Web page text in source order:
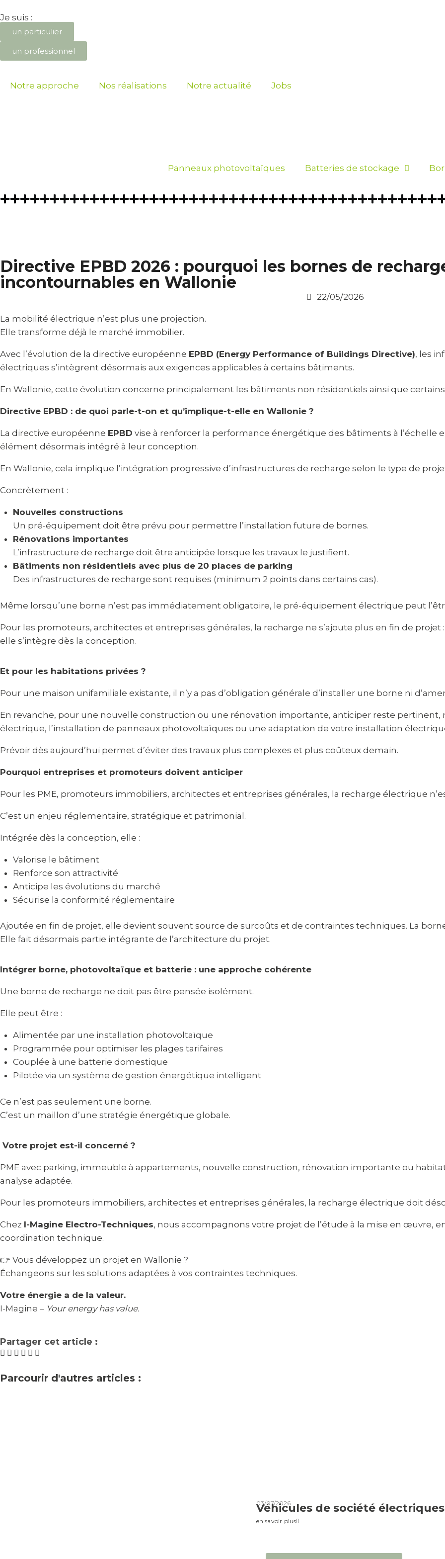
Je suis :
un particulier
un professionnel
Notre approche Nos réalisations Notre actualité Jobs
Panneaux photovoltaïques Batteries de stockage
Directive EPBD 2026 : pourquoi les bornes de
incontournables en Wallonie
22/05/2026
La mobilité électrique n’est plus une projection.
Elle transforme déjà le marché immobilier.
Avec l’évolution de la directive européenne EPBD (Energy Performance of Buildings Directive), les
électriques s’intègrent désormais aux exigences applicables à certains bâtiments.
En Wallonie, cette évolution concerne principalement les bâtiments non résidentiels ainsi que
Directive EPBD : de quoi parle-t-on et qu’implique-t-elle en Wallonie ?
La directive européenne EPBD vise à renforcer la performance énergétique des bâtiments à
élément désormais intégré à leur conception.
En Wallonie, cela implique l’intégration progressive d’infrastructures de recharge selon le type de
Concrètement :
Nouvelles constructions
Un pré-équipement doit être prévu pour permettre l’installation future de bornes.
Rénovations importantes
L’infrastructure de recharge doit être anticipée lorsque les travaux le justifient.
Bâtiments non résidentiels avec plus de 20 places de parking
Des infrastructures de recharge sont requises (minimum 2 points dans certains cas).
Même lorsqu’une borne n’est pas immédiatement obligatoire, le pré-équipement électrique peut
Pour les promoteurs, architectes et entreprises générales, la recharge ne s’ajoute plus en fin de projet :
elle s’intègre dès la conception.
Et pour les habitations privées ?
Pour une maison unifamiliale existante, il n’y a pas d’obligation générale d’installer une borne ni
En revanche, pour une nouvelle construction ou une rénovation importante, anticiper reste pertinent,
électrique, l’installation de panneaux photovoltaïques ou une adaptation de votre installation
Prévoir dès aujourd’hui permet d’éviter des travaux plus complexes et plus coûteux demain.
Pourquoi entreprises et promoteurs doivent anticiper
Pour les PME, promoteurs immobiliers, architectes et entreprises générales, la recharge électrique
C’est un enjeu réglementaire, stratégique et patrimonial.
Intégrée dès la conception, elle :
Valorise le bâtiment
Renforce son attractivité
Anticipe les évolutions du marché
Sécurise la conformité réglementaire
Ajoutée en fin de projet, elle devient souvent source de surcoûts et de contraintes techniques. La
Elle fait désormais partie intégrante de l’architecture du projet.
Intégrer borne, photovoltaïque et batterie : une approche cohérente
Une borne de recharge ne doit pas être pensée isolément.
Elle peut être :
Alimentée par une installation photovoltaïque
Programmée pour optimiser les plages tarifaires
Couplée à une batterie domestique
Pilotée via un système de gestion énergétique intelligent
Ce n’est pas seulement une borne.
C’est un maillon d’une stratégie énergétique globale.
Votre projet est-il concerné ?
PME avec parking, immeuble à appartements, nouvelle construction, rénovation importante ou
analyse adaptée.
Pour les promoteurs immobiliers, architectes et entreprises générales, la recharge électrique doit
Chez I-Magine Electro-Techniques, nous accompagnons votre projet de l’étude à la mise en œuvre,
coordination technique.
👉 Vous développez un projet en Wallonie ?
Échangeons sur les solutions adaptées à vos contraintes techniques.
Votre énergie a de la valeur.
I-Magine – Your energy has value.
Partager cet article :
Parcourir d'autres articles :
03/07/2026
Véhicules de société
en savoir plus